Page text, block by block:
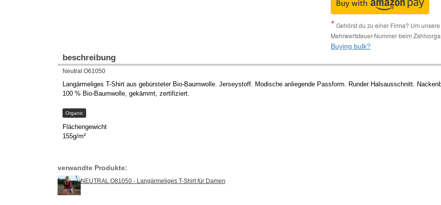
Gehörst du zu einer Firma? Um
Mehrwertsteuer-Nummer beim
Buying bulk?
beschreibung
Neutral O61050
Langärmeliges T-Shirt aus gebürsteter Bio-Baumwolle. Jerseystoff. Modische anliegende Passform. Runder Halsausschnitt.
100 % Bio-Baumwolle, gekämmt, zertifiziert.
Organic
Flächengewicht
155g/m²
verwandte Produkte:
NEUTRAL O81050 - Langärmeliges T-Shirt für Damen